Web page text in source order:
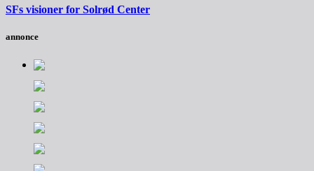
SFs visioner for Solrød Center
annonce